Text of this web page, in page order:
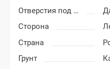
Отверстия под молдинг
Сторона
Страна
Грунт